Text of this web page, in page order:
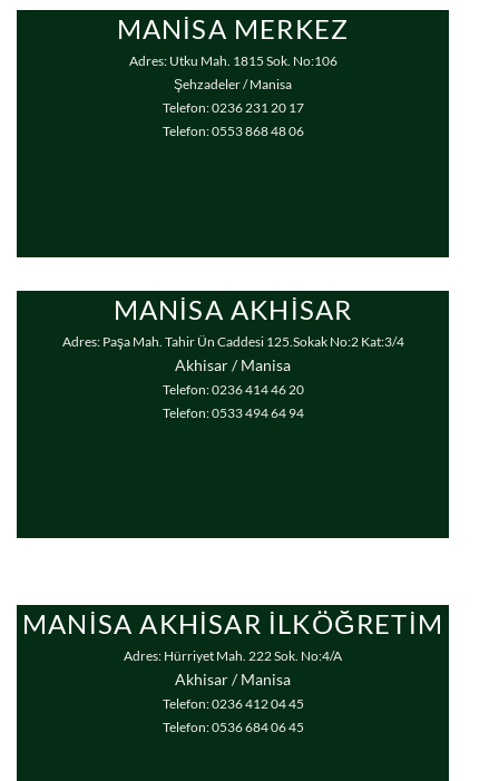
MANISA MERKEZ
Adres: Utku Mah. 1815 Sok. No:106
Şehzadeler / Manisa
Telefon: 0236 231 20 17
Telefon: 0553 868 48 06
MANISA AKHISAR
Adres: Paşa Mah. Tahir Ün Caddesi 125.Sokak No:2 Kat:3/4
Akhisar / Manisa
Telefon: 0236 414 46 20
Telefon: 0533 494 64 94
MANISA AKHISAR İLKÖĞRETIM
Adres: Hürriyet Mah. 222 Sok. No:4/A
Akhisar / Manisa
Telefon: 0236 412 04 45
Telefon: 0536 684 06 45